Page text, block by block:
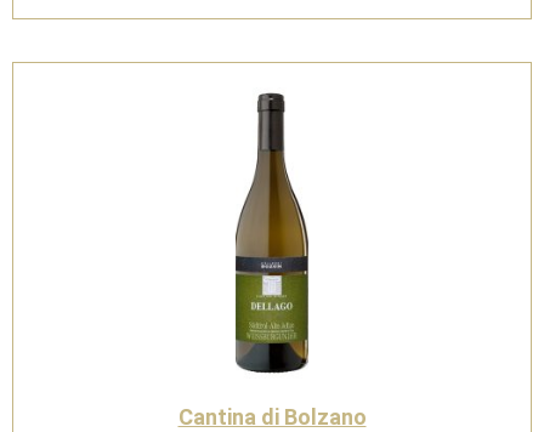
DOC
di
Cantina di Bolzano